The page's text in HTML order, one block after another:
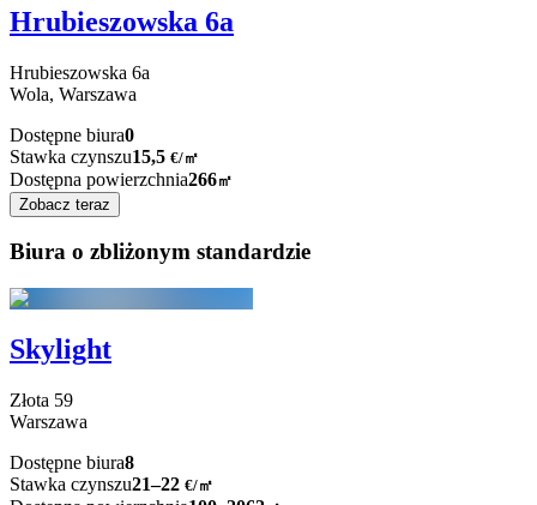
Hrubieszowska 6a
Hrubieszowska 6a
Wola, Warszawa
Dostępne biura0
Stawka czynszu15,5 €/㎡
Dostępna powierzchnia266㎡
Zobacz teraz
Biura o zbliżonym standardzie
Skylight
Złota 59
Warszawa
Dostępne biura8
Stawka czynszu21–22 €/㎡